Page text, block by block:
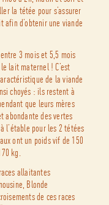
la tétée pour s’assurer
afin d’obtenir une viande
3 mois et 5,5 mois
lait maternel ! C’est
de la viande
choyés : ils restent à
que leurs mères
abondante des vertes
l’étable pour les 2 tétées
ont un poids vif de 150
kg.
allaitantes
Blonde
de ces races